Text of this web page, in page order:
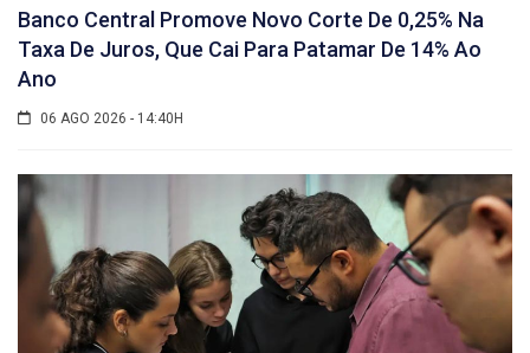
Banco Central Promove Novo Corte De 0,25% Na
Taxa De Juros, Que Cai Para Patamar De 14% Ao
Ano
06 AGO 2026 - 14:40H